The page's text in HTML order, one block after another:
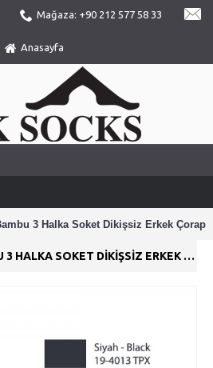
Mağaza: +90 212 577 58 33
Anasayfa
3 Halka Soket Dikişsiz Erkek Çorap
AGK1008 BILG BAMBU 3 HALKA SOKET DIKIŞSIZ ERKEK ÇORAP